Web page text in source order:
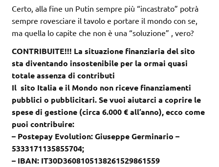
Certo, alla fine un Putin sempre più “incastrato” potrà
sempre rovesciare il tavolo e portare il mondo con se,
ma quella lo capite che non è una “soluzione” , vero?
CONTRIBUITE!!! La situazione finanziaria del sito
sta diventando insostenibile per la ormai quasi
totale assenza di contributi
Il sito Italia e il Mondo non riceve finanziamenti
pubblici o pubblicitari. Se vuoi aiutarci a coprire le
spese di gestione (circa 6.000 € all’anno), ecco come
puoi contribuire:
– Postepay Evolution: Giuseppe Germinario –
5333171135855704;
– IBAN: IT30D3608105138261529861559